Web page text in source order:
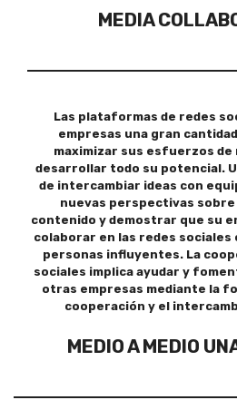
MEDIA
Las plataformas de redes
empresas una gran
maximizar sus esfuerzos
desarrollar todo su potencial.
de intercambiar ideas con
nuevas perspectivas sobre
contenido y demostrar que su
colaborar en las redes sociales
personas influyentes. La
sociales implica ayudar y
otras empresas mediante la
cooperación y el
MEDIO A MEDIO